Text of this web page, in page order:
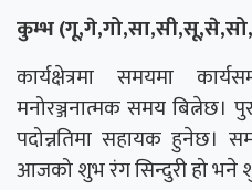
कुम्भ
कार्यक्षेत्रमा समयमा
मनोरञ्जनात्मक समय बित्नेछ।
पदोन्नतिमा सहायक हुनेछ।
आजको शुभ रंग सिन्दुरी हो